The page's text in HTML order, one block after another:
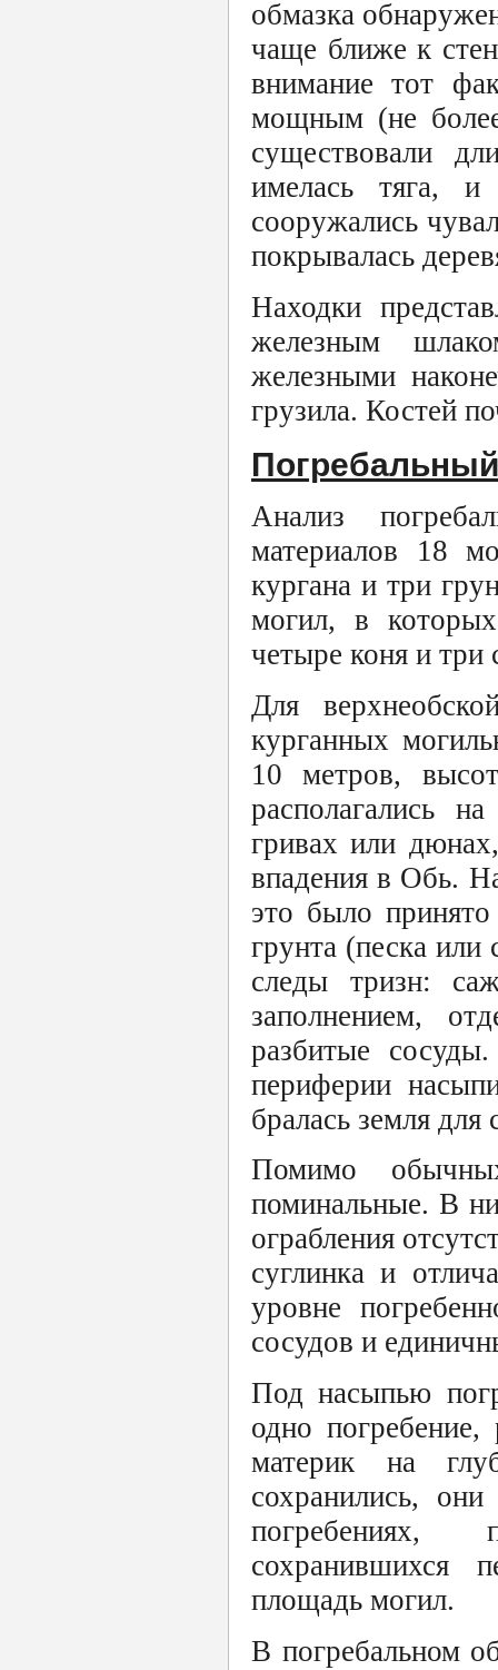
обмазка
чаще ближе к
внимание тот
мощным (не
существовали
имелась тяга, и
сооружались
покрывалась
Находки
железным
железными
грузила. Костей
Анализ
материалов 18
кургана и три
могил, в
четыре коня и три
Для
курганных
10 метров,
располагались
гривах или
впадения в Обь.
это было
грунта (песка или
следы тризн:
заполнением,
разбитые
периферии
бралась земля
Помимо
поминальные. В
ограбления
суглинка и
уровне
сосудов и
Под насыпью
одно
материк на
сохранились,
погребениях,
сохранившихся
площадь могил.
В погребальном